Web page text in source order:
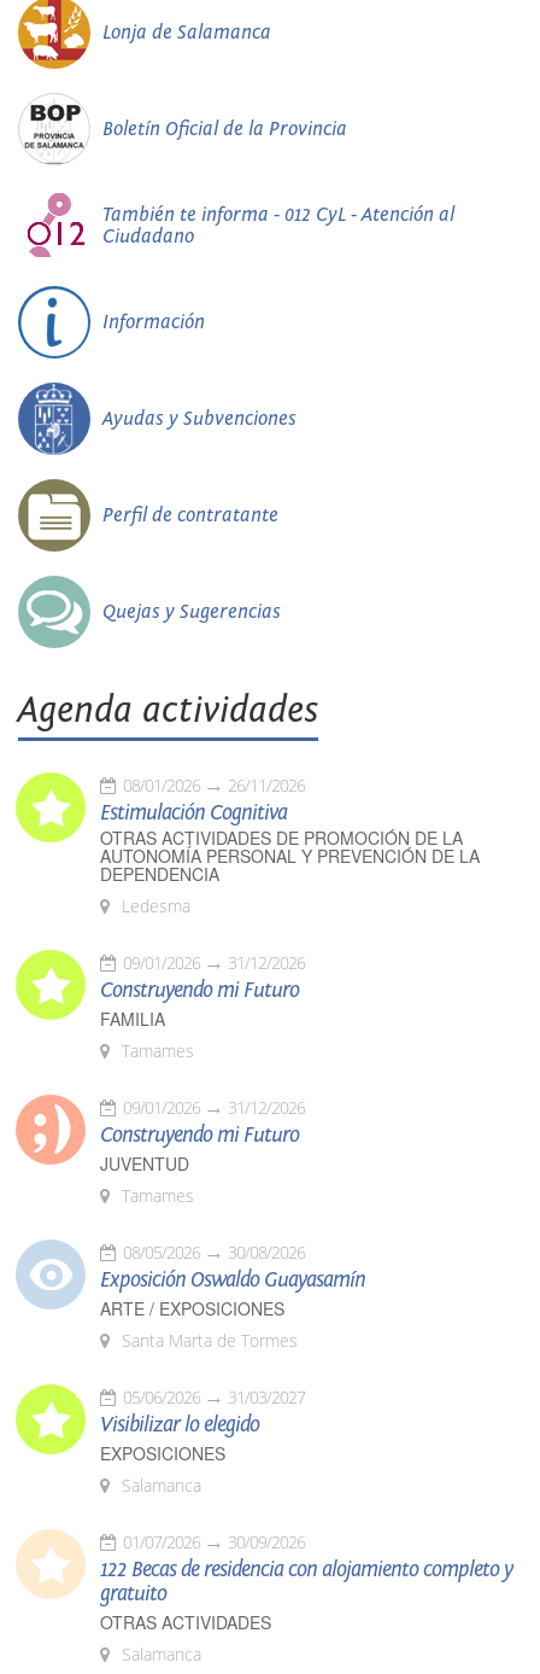
Lonja de Salamanca
Boletín Oficial de la Provincia
También te informa - 012 CyL - Atención al
Ciudadano
Información
Ayudas y Subvenciones
Perfil de contratante
Quejas y Sugerencias
Agenda actividades
08/01/2026 26/11/2026
Estimulación Cognitiva
OTRAS ACTIVIDADES DE PROMOCIÓN DE LA
AUTONOMÍA PERSONAL Y PREVENCIÓN DE LA
DEPENDENCIA
Ledesma
09/01/2026 31/12/2026
Construyendo mi Futuro
FAMILIA
Tamames
09/01/2026 31/12/2026
Construyendo mi Futuro
JUVENTUD
Tamames
08/05/2026 30/08/2026
Exposición Oswaldo Guayasamín
ARTE / EXPOSICIONES
Santa Marta de Tormes
05/06/2026 31/03/2027
Visibilizar lo elegido
EXPOSICIONES
Salamanca
01/07/2026 30/09/2026
122 Becas de residencia con alojamiento completo y
gratuito
OTRAS ACTIVIDADES
Salamanca